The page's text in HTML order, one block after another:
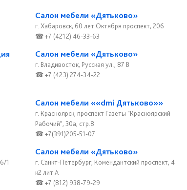
Салон мебели «Дятьково»
г. Хабаровск, 60 лет Октября проспект, 206
☎ +7 (4212) 46-33-63
Салон мебели «Дятьково»
г. Владивосток, Русская ул., 87 В
☎ +7 (423) 274-34-22
Салон мебели ««dmi Дятьково»»
г. Красноярск, проспект Газеты "Красноярский
Рабочий", 30а, стр.8
☎ +7(391)205-51-07
1
Салон мебели «Дятьково»
г. Санкт-Петербург, Комендантский проспект, 4
к2 лит А
☎ +7 (812) 938-79-29